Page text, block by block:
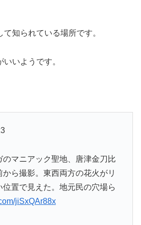
知られている場所です。
いようです。
のマニアック聖地、唐津金刀比
ら撮影。東西両方の花火がリ
置で見えた。地元民の穴場ら
jiSxQAr88x